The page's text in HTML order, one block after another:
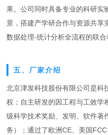
果。公司同时具备专业的科研实
景，搭建产学研合作与资源共享
数据处理-统计分析全流程的联合
五、厂家介绍
北京津发科技股份有限公司是科
权；自主研发的因工程与工效学
级科学技术奖励、发明、软件著
务）；通过了欧洲CE、美国